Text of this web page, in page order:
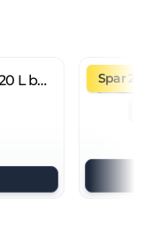
Fliseimprægnering IC 20 L brugsklar Spar 27%